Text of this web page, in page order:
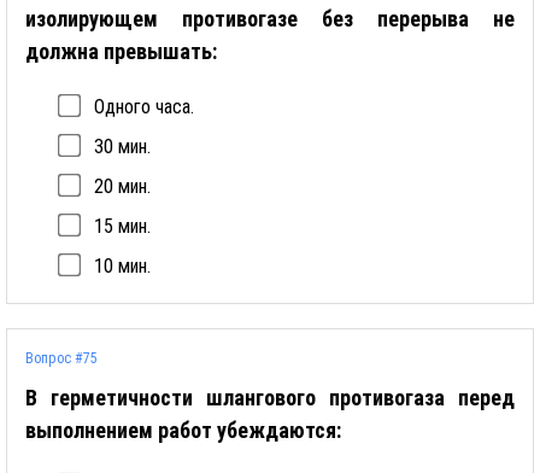
изолирующем противогазе без перерыва не
должна превышать:
Одного часа.
30 мин.
20 мин.
15 мин.
10 мин.
Вопрос #75
В герметичности шлангового противогаза перед
выполнением работ убеждаются: